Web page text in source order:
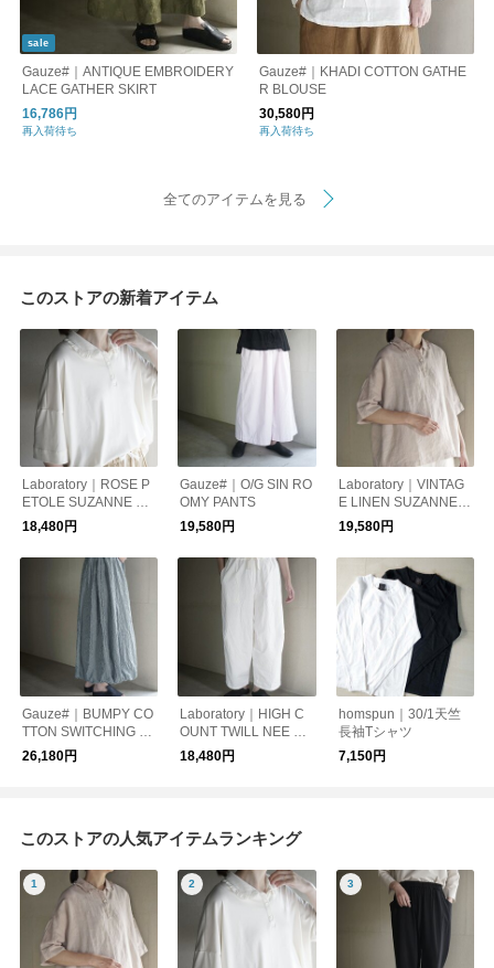
sale
Gauze#｜ANTIQUE EMBROIDERY
LACE GATHER SKIRT
16,786円
再入荷待ち
Gauze#｜KHADI COTTON GATHE
R BLOUSE
30,580円
再入荷待ち
全てのアイテムを見る
このストアの新着アイテム
Laboratory｜ROSE P
ETOLE SUZANNE PU
LL OVER
18,480円
Gauze#｜O/G SIN RO
OMY PANTS
19,580円
Laboratory｜VINTAG
E LINEN SUZANNE P
ULL OVER
19,580円
Gauze#｜BUMPY CO
TTON SWITCHING B
ALOON SKIRT
26,180円
Laboratory｜HIGH C
OUNT TWILL NEE DA
RTS PANTS
18,480円
homspun｜30/1天竺
長袖Tシャツ
7,150円
このストアの人気アイテムランキング